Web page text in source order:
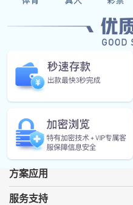
性）的广泛高功率密度电池充电
决方案尺寸。VSport体育 的充
即可用。
产品
方案应用
服务支持